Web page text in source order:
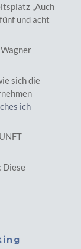
„Auch
und acht
sich die
ich
Diese